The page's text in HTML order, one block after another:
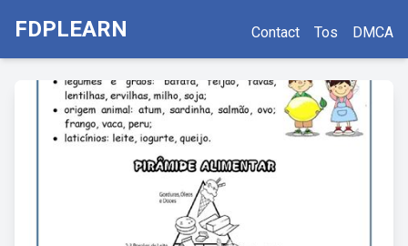
FDPLEARN Contact Tos DMCA